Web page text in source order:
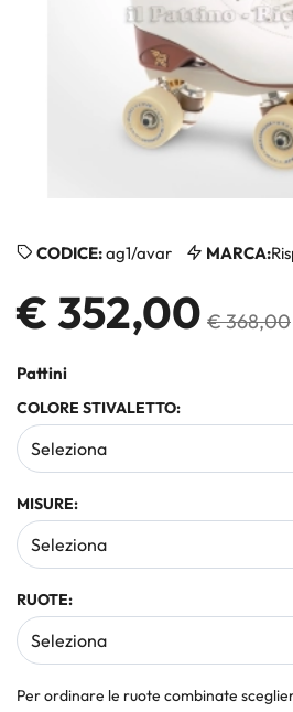
CODICE:ag1/avar MARCA:
€ 352,00 € 368,00
Pattini
COLORE STIVALETTO:
MISURE:
RUOTE:
Per ordinare le ruote combinate